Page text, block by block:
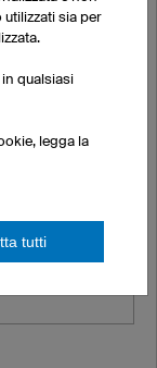
sia per
qualsiasi
legga la
tutti